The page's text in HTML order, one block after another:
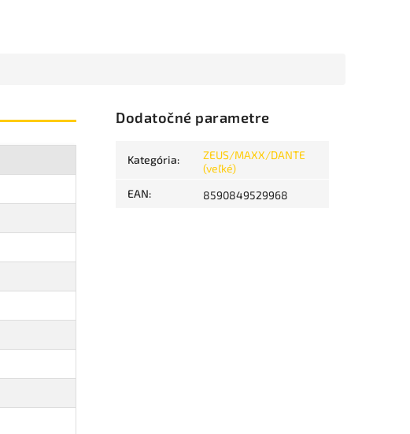
Dodatočné parametre
Kategória:
ZEUS/MAXX/DANTE
(veľké)
EAN: 8590849529968